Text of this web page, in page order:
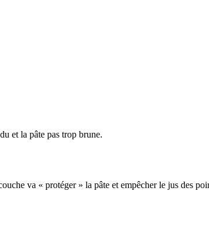
et la pâte pas trop brune.
va « protéger » la pâte et empêcher le jus des